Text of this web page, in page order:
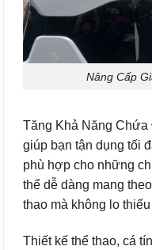
Nâng Cấp
Tăng Khả Năng Chứa
giúp bạn tận dụng tối
phù hợp cho những
thể dễ dàng mang
thao mà không lo
Thiết kế thể thao, cá